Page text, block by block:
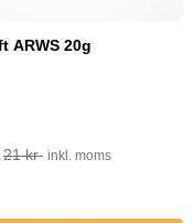
ARWS 20g
21 kr inkl. moms